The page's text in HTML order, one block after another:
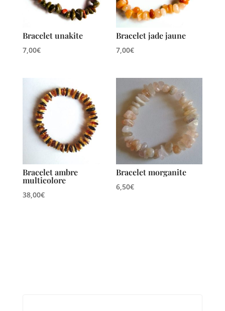
Bracelet unakite
7,00€
Bracelet jade jaune
7,00€
Bracelet ambre
multicolore
38,00€
Bracelet morganite
6,50€